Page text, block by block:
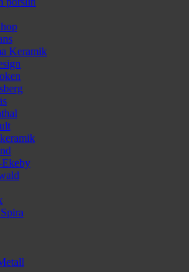
Keramik
Ekeby